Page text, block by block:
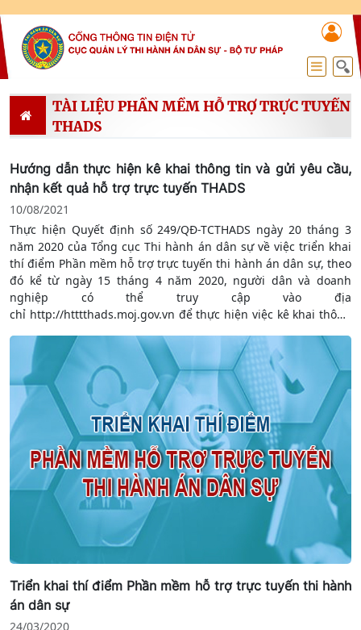
TÀI LIỆU PHẦN MỀM HỖ TRỢ TRỰC TUYẾN
THADS
Hướng dẫn thực hiện kê khai thông tin và gửi yêu cầu,
nhận kết quả hỗ trợ trực tuyến THADS
10/08/2021
Thực hiện Quyết định số 249/QĐ-TCTHADS ngày 20 tháng 3
năm 2020 của Tổng cục Thi hành án dân sự về việc triển khai
thí điểm Phần mềm hỗ trợ trực tuyến thi hành án dân sự, theo
đó kể từ ngày 15 tháng 4 năm 2020, người dân và doanh
nghiệp có thể truy cập vào địa
chỉ http://htttthads.moj.gov.vn để thực hiện việc kê khai thông
cứu thông tin hỗ trợ trực tuyến thi hành án dân sự từ cơ quan
thi hành dân sự.
Triển khai thí điểm Phần mềm hỗ trợ trực tuyến thi hành
án dân sự
24/03/2020